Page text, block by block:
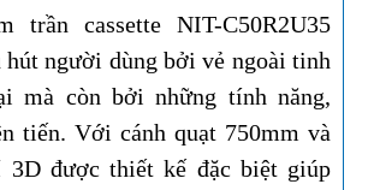
trần cassette NIT-C50R2U35
hút người dùng bởi vẻ ngoài tinh
mà còn bởi những tính năng,
tiến. Với cánh quạt 750mm và
3D được thiết kế đặc biệt giúp